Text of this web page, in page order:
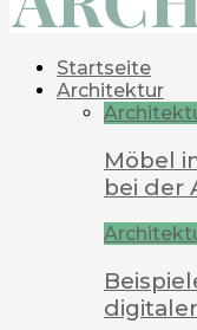
Startseite
Architektur
Möbel
bei der